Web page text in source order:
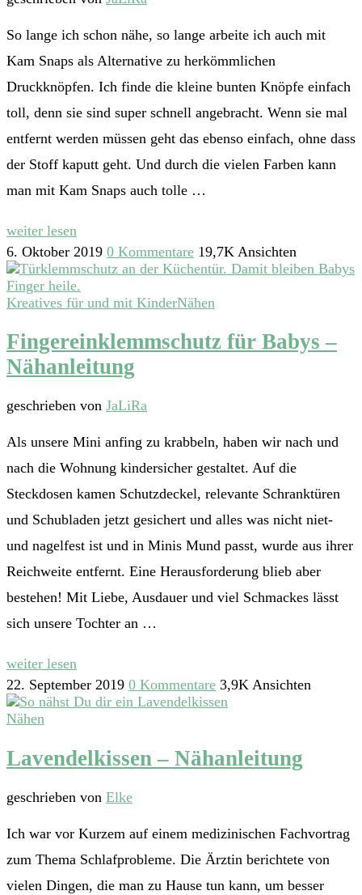
So lange ich schon nähe, so lange arbeite ich auch mit
Kam Snaps als Alternative zu herkömmlichen
Druckknöpfen. Ich finde die kleine bunten Knöpfe einfach
toll, denn sie sind super schnell angebracht. Wenn sie mal
entfernt werden müssen geht das ebenso einfach, ohne dass
der Stoff kaputt geht. Und durch die vielen Farben kann
man mit Kam Snaps auch tolle …
weiter lesen
6. Oktober 2019 0 Kommentare 19,7K Ansichten
Kreatives für und mit KinderNähen
Fingereinklemmschutz für Babys –
Nähanleitung
geschrieben von JaLiRa
Als unsere Mini anfing zu krabbeln, haben wir nach und
nach die Wohnung kindersicher gestaltet. Auf die
Steckdosen kamen Schutzdeckel, relevante Schranktüren
und Schubladen jetzt gesichert und alles was nicht niet-
und nagelfest ist und in Minis Mund passt, wurde aus ihrer
Reichweite entfernt. Eine Herausforderung blieb aber
bestehen! Mit Liebe, Ausdauer und viel Schmackes lässt
sich unsere Tochter an …
weiter lesen
22. September 2019 0 Kommentare 3,9K Ansichten
Nähen
Lavendelkissen – Nähanleitung
geschrieben von Elke
Ich war vor Kurzem auf einem medizinischen Fachvortrag
zum Thema Schlafprobleme. Die Ärztin berichtete von
vielen Dingen, die man zu Hause tun kann, um besser